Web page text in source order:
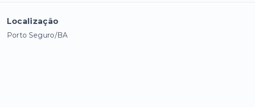
Localização
Porto Seguro/BA